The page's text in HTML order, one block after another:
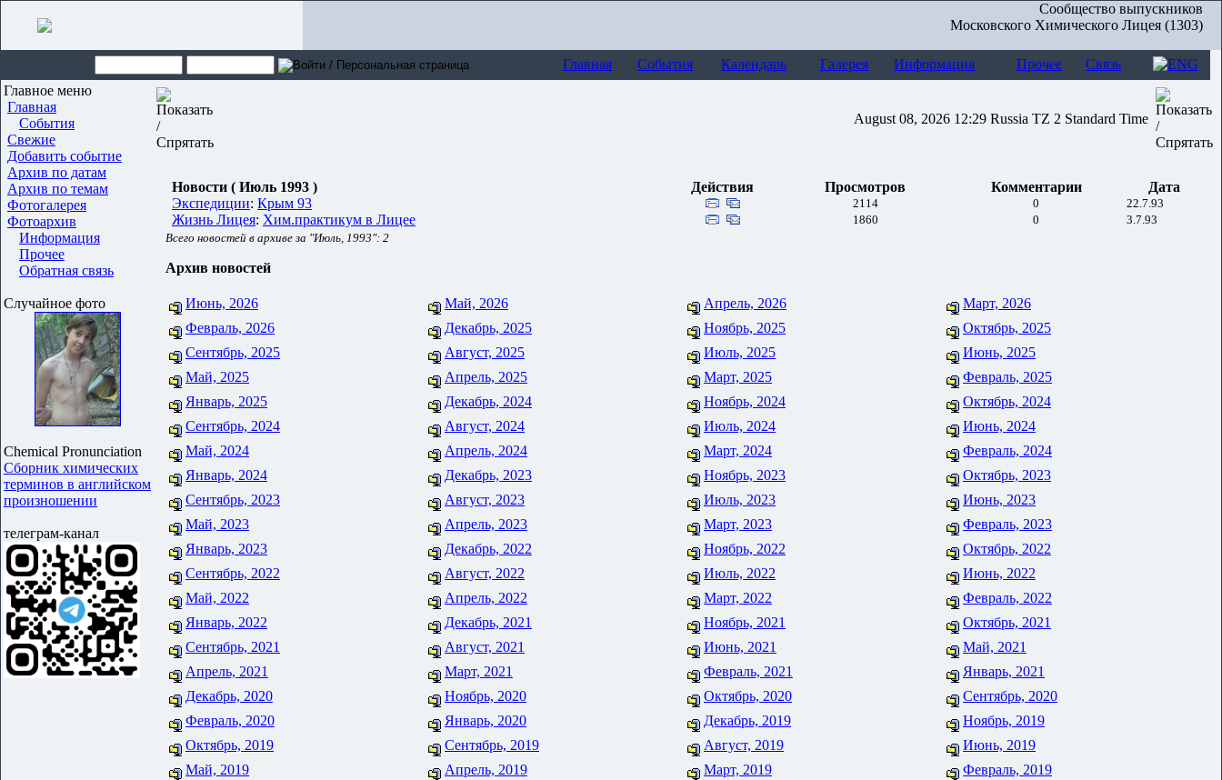
Сообщество выпускников
Московского Химического Лицея (1303)
Главная События Календарь Галерея Информация Прочее
Связь
Главное меню
Главная
События
Свежие
Добавить событие
Архив по датам
Архив по темам
Фотогалерея
Фотоархив
Информация
Прочее
Обратная связь
Случайное фото
Chemical Pronunciation
Сборник химических
терминов в английском
произношении
телеграм-канал
August 08, 2026 12:29 Russia TZ 2 Standard Time
Новости ( Июль 1993 ) Действия Просмотров Комментарии
Дата
Экспедиции: Крым 93 2114 0 22.7.93
Жизнь Лицея: Хим.практикум в Лицее 1860 0
3.7.93
Всего новостей в архиве за "Июль, 1993": 2
Архив новостей
Июнь, 2026 Май, 2026 Апрель, 2026
Март, 2026
Февраль, 2026
Декабрь, 2025 Ноябрь, 2025
Октябрь, 2025
Сентябрь, 2025
Август, 2025 Июль, 2025
Июнь, 2025
Май, 2025
Апрель, 2025 Март, 2025
Февраль, 2025
Январь, 2025
Декабрь, 2024 Ноябрь, 2024
Октябрь, 2024
Сентябрь, 2024
Август, 2024 Июль, 2024
Июнь, 2024
Май, 2024
Апрель, 2024 Март, 2024
Февраль, 2024
Январь, 2024
Декабрь, 2023 Ноябрь, 2023
Октябрь, 2023
Сентябрь, 2023
Август, 2023 Июль, 2023
Июнь, 2023
Май, 2023
Апрель, 2023 Март, 2023
Февраль, 2023
Январь, 2023
Декабрь, 2022 Ноябрь, 2022
Октябрь, 2022
Сентябрь, 2022
Август, 2022 Июль, 2022
Июнь, 2022
Май, 2022
Апрель, 2022 Март, 2022
Февраль, 2022
Январь, 2022
Декабрь, 2021 Ноябрь, 2021
Октябрь, 2021
Сентябрь, 2021
Август, 2021 Июнь, 2021
Май, 2021
Апрель, 2021
Март, 2021 Февраль, 2021
Январь, 2021
Декабрь, 2020
Ноябрь, 2020 Октябрь, 2020
Сентябрь, 2020
Февраль, 2020
Январь, 2020 Декабрь, 2019
Ноябрь, 2019
Октябрь, 2019
Сентябрь, 2019 Август, 2019
Июнь, 2019
Май, 2019
Апрель, 2019 Март, 2019
Февраль, 2019